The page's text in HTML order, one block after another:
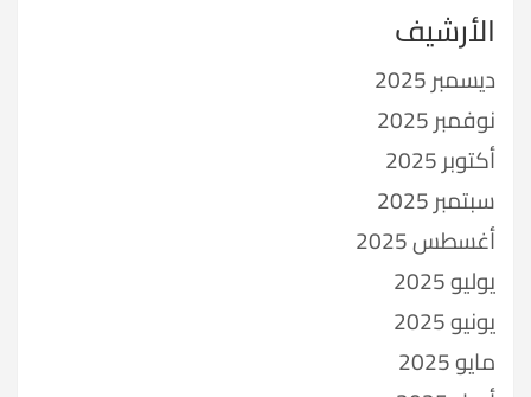
الأرشيف
ديسمبر 2025
نوفمبر 2025
أكتوبر 2025
سبتمبر 2025
أغسطس 2025
يوليو 2025
يونيو 2025
مايو 2025